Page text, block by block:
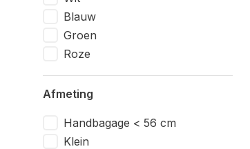
Blauw
Groen
Roze
Afmeting
Handbagage < 56 cm
Klein